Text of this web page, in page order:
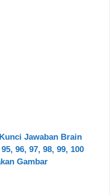
Kunci Jawaban Brain
96, 97, 98, 99, 100
Gambar